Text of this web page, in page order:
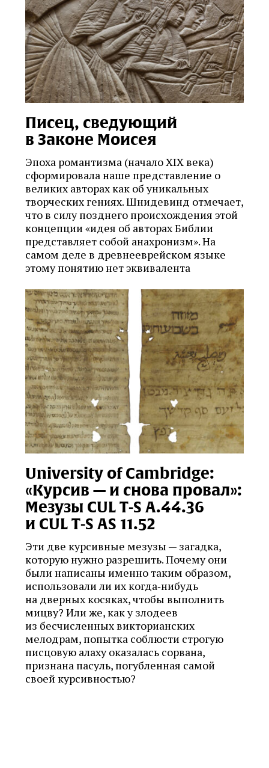
Писец, сведующий
в Законе Моисея
Эпоха романтизма (начало XIX века)
сформировала наше представление о
великих авторах как об уникальных
творческих гениях. Шнидевинд отмечает,
что в силу позднего происхождения этой
концепции «идея об авторах Библии
представляет собой анахронизм». На
самом деле в древнееврейском языке
этому понятию нет эквивалента
University of Cambridge:
«Курсив — и снова провал»:
Мезузы CUL T‑S A.44.36
и CUL T‑S AS 11.52
Эти две курсивные мезузы — загадка,
которую нужно разрешить. Почему они
были написаны именно таким образом,
использовали ли их когда‑нибудь
на дверных косяках, чтобы выполнить
мицву? Или же, как у злодеев
из бесчисленных викторианских
мелодрам, попытка соблюсти строгую
писцовую алаху оказалась сорвана,
признана пасуль, погубленная самой
своей курсивностью?